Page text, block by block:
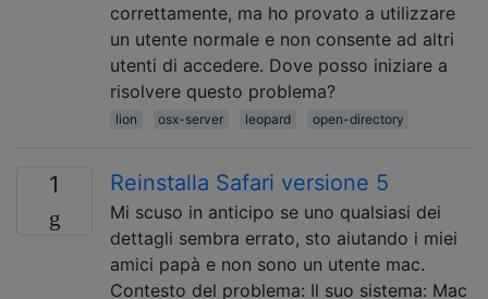
correttamente, ma ho provato a utilizzare
un utente normale e non consente ad altri
utenti di accedere. Dove posso iniziare a
risolvere questo problema?
lion osx-server leopard open-directory
1 Reinstalla Safari versione 5
Mi scuso in anticipo se uno qualsiasi dei
dettagli sembra errato, sto aiutando i miei
amici papà e non sono un utente mac.
Contesto del problema: Il suo sistema: Mac